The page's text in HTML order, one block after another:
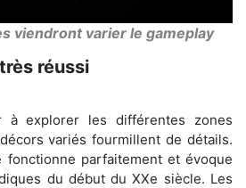
viendront varier le gameplay
réussi
à explorer les différentes zones
variés fourmillent de détails.
fonctionne parfaitement et évoque
du début du XXe siècle. Les